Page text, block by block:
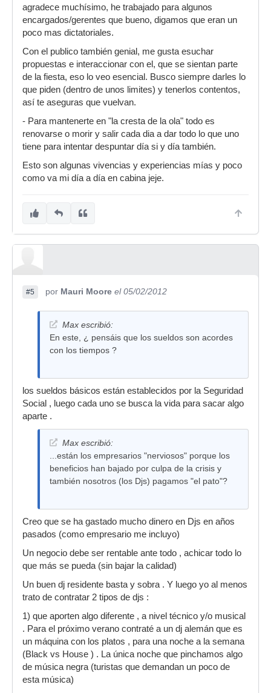
agradece muchísimo, he trabajado para algunos
encargados/gerentes que bueno, digamos que eran un
poco mas dictatoriales.
Con el publico también genial, me gusta esuchar
propuestas e interaccionar con el, que se sientan parte
de la fiesta, eso lo veo esencial. Busco siempre darles lo
que piden (dentro de unos limites) y tenerlos contentos,
así te aseguras que vuelvan.
- Para mantenerte en "la cresta de la ola" todo es
renovarse o morir y salir cada dia a dar todo lo que uno
tiene para intentar despuntar día si y día también.
Esto son algunas vivencias y experiencias mías y poco
como va mi día a día en cabina jeje.
#5 por Mauri Moore el 05/02/2012
Max escribió:
En este, ¿ pensáis que los sueldos son acordes
con los tiempos ?
los sueldos básicos están establecidos por la Seguridad
Social , luego cada uno se busca la vida para sacar algo
aparte .
Max escribió:
...están los empresarios "nerviosos" porque los
beneficios han bajado por culpa de la crisis y
también nosotros (los Djs) pagamos "el pato"?
Creo que se ha gastado mucho dinero en Djs en años
pasados (como empresario me incluyo)
Un negocio debe ser rentable ante todo , achicar todo lo
que más se pueda (sin bajar la calidad)
Un buen dj residente basta y sobra . Y luego yo al menos
trato de contratar 2 tipos de djs :
1) que aporten algo diferente , a nivel técnico y/o musical
. Para el próximo verano contraté a un dj alemán que es
un máquina con los platos , para una noche a la semana
(Black vs House ) . La única noche que pinchamos algo
de música negra (turistas que demandan un poco de
esta música)